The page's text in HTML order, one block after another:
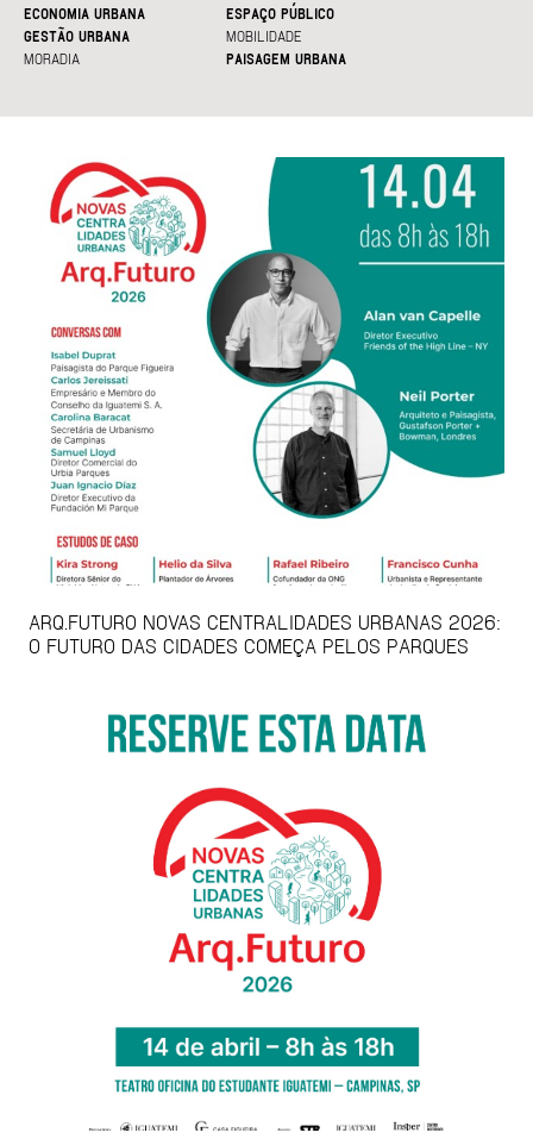
ECONOMIA URBANA
ESPAÇO PÚBLICO
GESTÃO URBANA
MOBILIDADE
MORADIA
PAISAGEM URBANA
ARQ.FUTURO NOVAS CENTRALIDADES URBANAS 2026:
O FUTURO DAS CIDADES COMEÇA PELOS PARQUES